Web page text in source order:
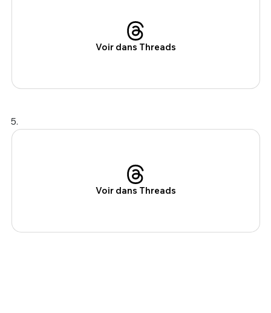
Voir dans Threads
5.
Voir dans Threads